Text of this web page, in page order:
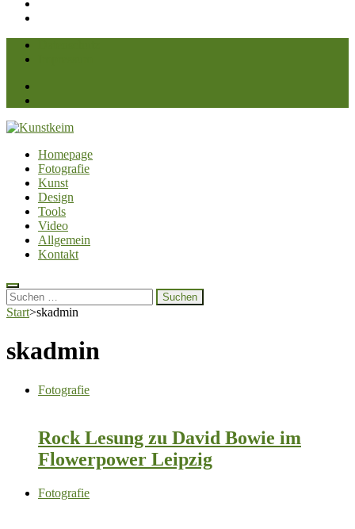
Kunstkeim
Fotografie, Design und Szene
Homepage
Fotografie
Kunst
Design
Tools
Video
Allgemein
Kontakt
Suchen
nach:
Start>skadmin
skadmin
Fotografie
Rock Lesung zu David Bowie im
Flowerpower Leipzig
Fotografie